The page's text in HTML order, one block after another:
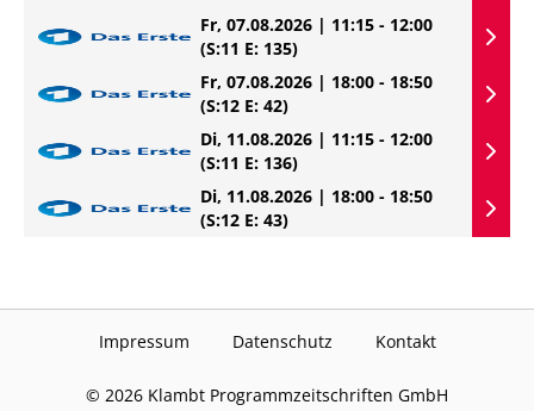
Fr, 07.08.2026 | 11:15 - 12:00
(S:11 E: 135)
Fr, 07.08.2026 | 18:00 - 18:50
(S:12 E: 42)
Di, 11.08.2026 | 11:15 - 12:00
(S:11 E: 136)
Di, 11.08.2026 | 18:00 - 18:50
(S:12 E: 43)
Impressum Datenschutz Kontakt
© 2026 Klambt Programmzeitschriften GmbH